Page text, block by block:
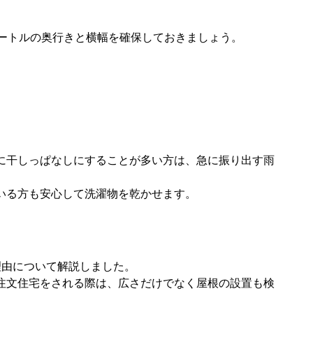
ルの奥行きと横幅を確保しておきましょう。
しっぱなしにすることが多い方は、急に振り出す雨
方も安心して洗濯物を乾かせます。
について解説しました。
住宅をされる際は、広さだけでなく屋根の設置も検